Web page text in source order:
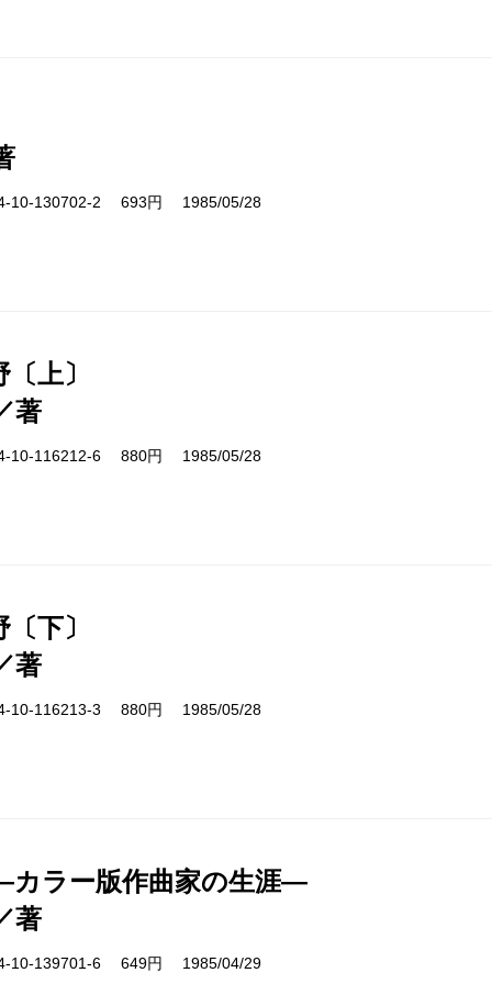
10-130702-2 693円 1985/05/28
上〕
著
10-116212-6 880円 1985/05/28
下〕
著
10-116213-3 880円 1985/05/28
ラー版作曲家の生涯―
著
10-139701-6 649円 1985/04/29